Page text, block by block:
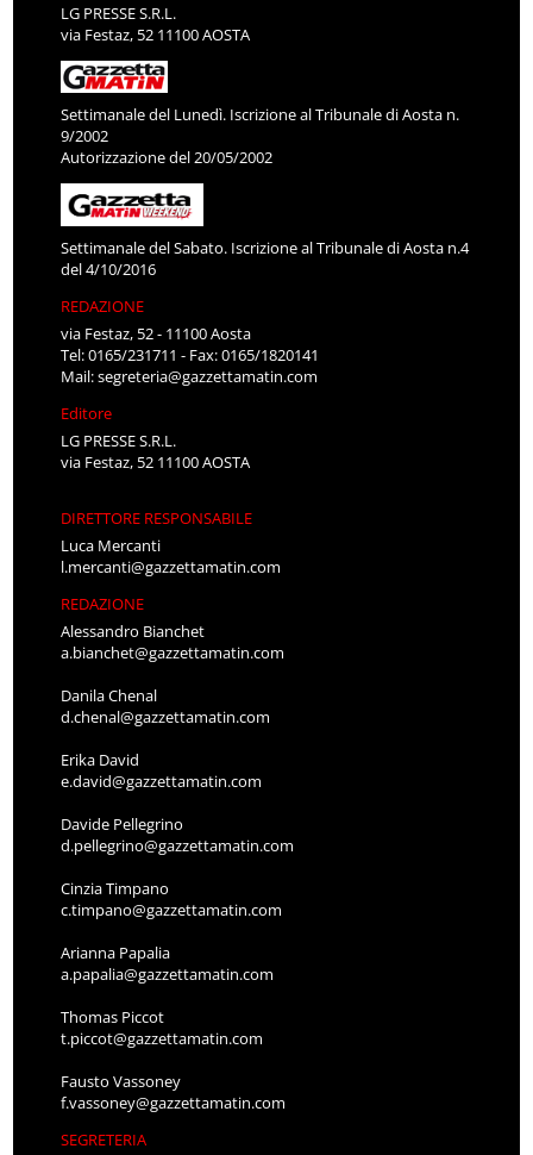
LG PRESSE S.R.L.
via Festaz, 52 11100 AOSTA
Settimanale del Lunedì. Iscrizione al Tribunale di Aosta n.
9/2002
Autorizzazione del 20/05/2002
Settimanale del Sabato. Iscrizione al Tribunale di Aosta n.4
del 4/10/2016
REDAZIONE
via Festaz, 52 - 11100 Aosta
Tel: 0165/231711 - Fax: 0165/1820141
Mail:segreteria@gazzettamatin.com
Editore
LG PRESSE S.R.L.
via Festaz, 52 11100 AOSTA
DIRETTORE RESPONSABILE
Luca Mercanti
l.mercanti@gazzettamatin.com
REDAZIONE
Alessandro Bianchet
a.bianchet@gazzettamatin.com
Danila Chenal
d.chenal@gazzettamatin.com
Erika David
e.david@gazzettamatin.com
Davide Pellegrino
d.pellegrino@gazzettamatin.com
Cinzia Timpano
c.timpano@gazzettamatin.com
Arianna Papalia
a.papalia@gazzettamatin.com
Thomas Piccot
t.piccot@gazzettamatin.com
Fausto Vassoney
f.vassoney@gazzettamatin.com
SEGRETERIA